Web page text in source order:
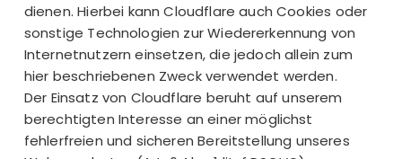
dienen. Hierbei kann Cloudflare auch Cookies oder
sonstige Technologien zur Wiedererkennung von
Internetnutzern einsetzen, die jedoch allein zum
hier beschriebenen Zweck verwendet werden.
Der Einsatz von Cloudflare beruht auf unserem
berechtigten Interesse an einer möglichst
fehlerfreien und sicheren Bereitstellung unseres